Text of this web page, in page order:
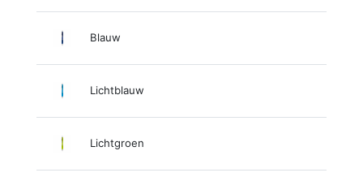
Blauw
Lichtblauw
Lichtgroen